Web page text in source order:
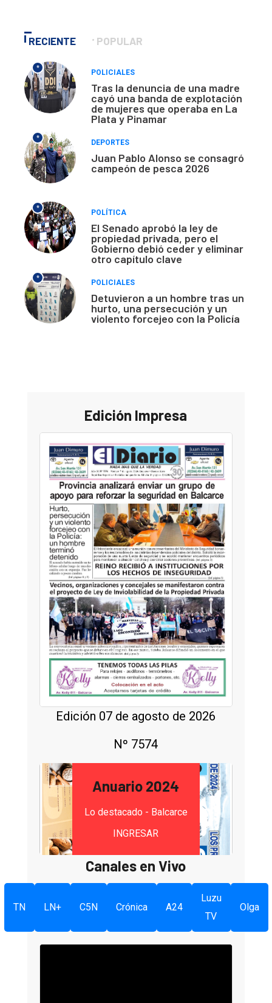
RECIENTE POPULAR
*
POLICIALES
Tras la denuncia de una madre
cayó una banda de explotación
de mujeres que operaba en La
Plata y Pinamar
*
DEPORTES
Juan Pablo Alonso se consagró
campeón de pesca 2026
*
POLÍTICA
El Senado aprobó la ley de
propiedad privada, pero el
Gobierno debió ceder y eliminar
otro capítulo clave
*
POLICIALES
Detuvieron a un hombre tras un
hurto, una persecución y un
violento forcejeo con la Policía
Edición Impresa
Edición 07 de agosto de 2026
Nº 7574
Anuario 2024
Lo destacado - Balcarce
INGRESAR
Canales en Vivo
TN LN+ C5N Crónica A24
Luzu
TV
Olga